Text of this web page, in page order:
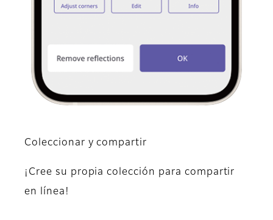
Coleccionar y compartir
¡Cree su propia colección para compartir
en línea!